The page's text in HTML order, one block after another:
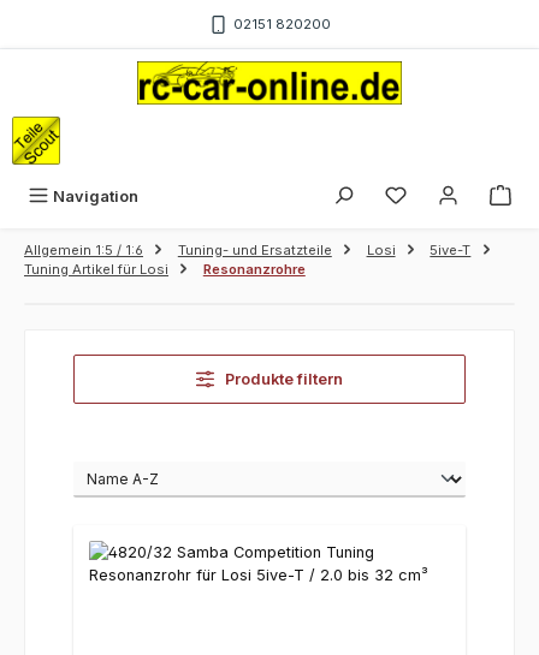
02151 820200
Navigation
Allgemein 1:5 / 1:6 Tuning- und Ersatzteile Losi
5ive-T
Tuning Artikel für Losi
Resonanzrohre
Produkte filtern